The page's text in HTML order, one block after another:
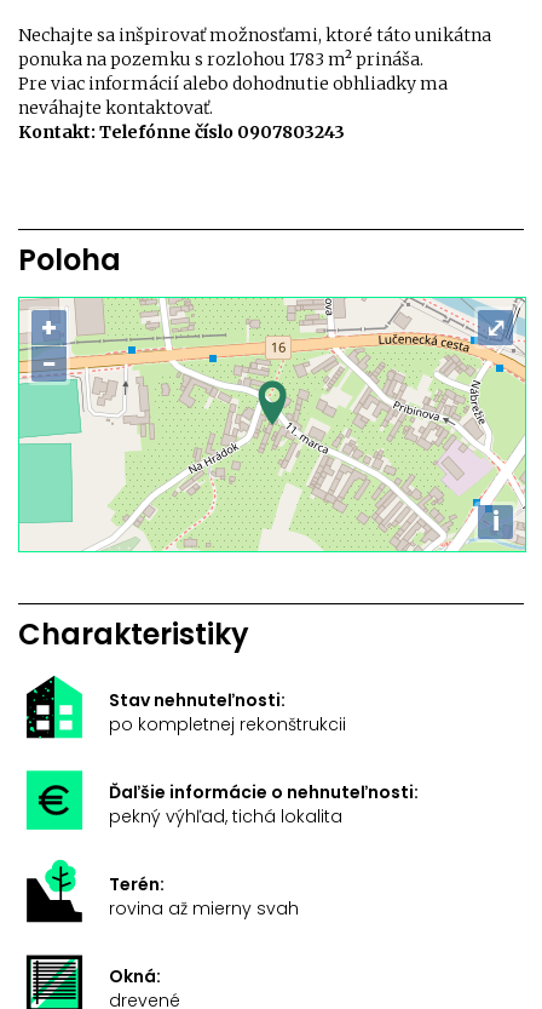
Nechajte sa inšpirovať možnosťami, ktoré táto unikátna
ponuka na pozemku s rozlohou 1783 m² prináša.
Pre viac informácií alebo dohodnutie obhliadky ma
neváhajte kontaktovať.
Kontakt: Telefónne číslo 0907803243
Poloha
+
−
i
⤢
Charakteristiky
Stav nehnuteľnosti:
po kompletnej rekonštrukcii
Ďaľšie informácie o nehnuteľnosti:
pekný výhľad, tichá lokalita
Terén:
rovina až mierny svah
Okná:
drevené